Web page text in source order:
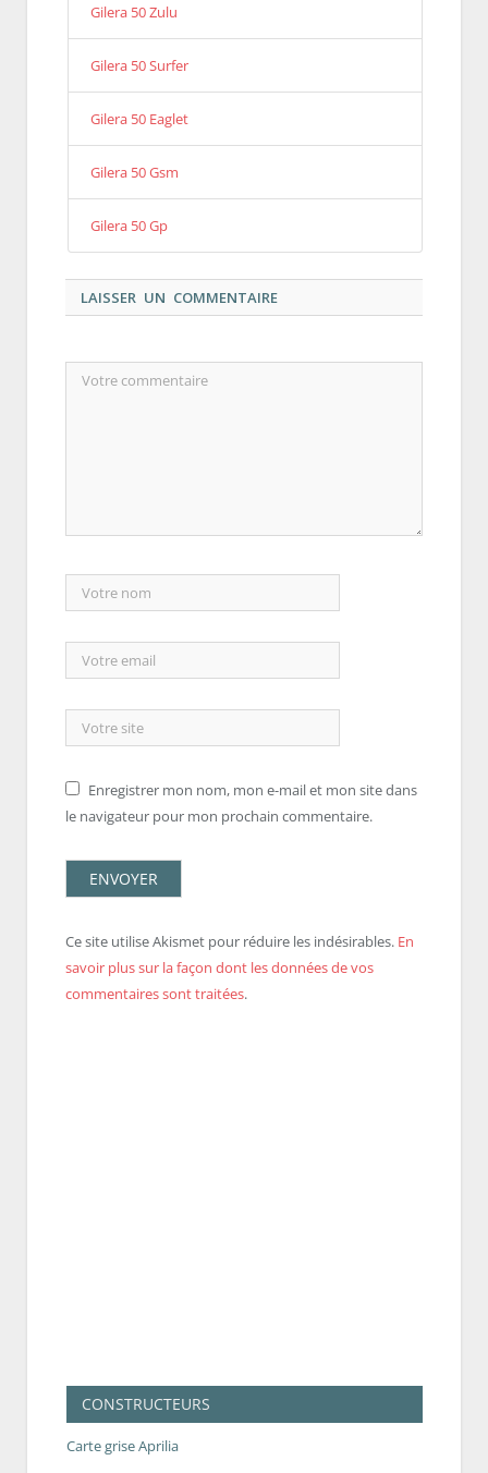
Gilera 50 Zulu
Gilera 50 Surfer
Gilera 50 Eaglet
Gilera 50 Gsm
Gilera 50 Gp
LAISSER UN COMMENTAIRE
Enregistrer mon nom, mon e-mail et mon site dans
le navigateur pour mon prochain commentaire.
Ce site utilise Akismet pour réduire les indésirables. En
savoir plus sur la façon dont les données de vos
commentaires sont traitées.
CONSTRUCTEURS
Carte grise Aprilia